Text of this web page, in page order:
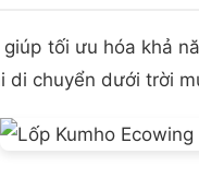
tối ưu hóa
di chuyển dưới trời